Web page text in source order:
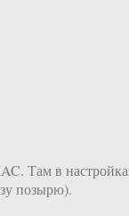
Там в
позырю).